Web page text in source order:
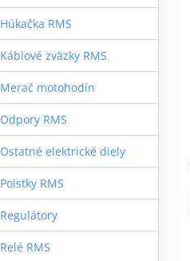
Húkačka RMS
Káblové zväzky RMS
Merač motohodín
Odpory RMS
Ostatné elektrické diely
Poistky RMS
Regulátory
Relé RMS